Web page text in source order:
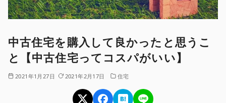
中古住宅を購入して良かったと思うこ
と【中古住宅ってコスパがいい】
2021年1月27日 2021年2月17日 住宅